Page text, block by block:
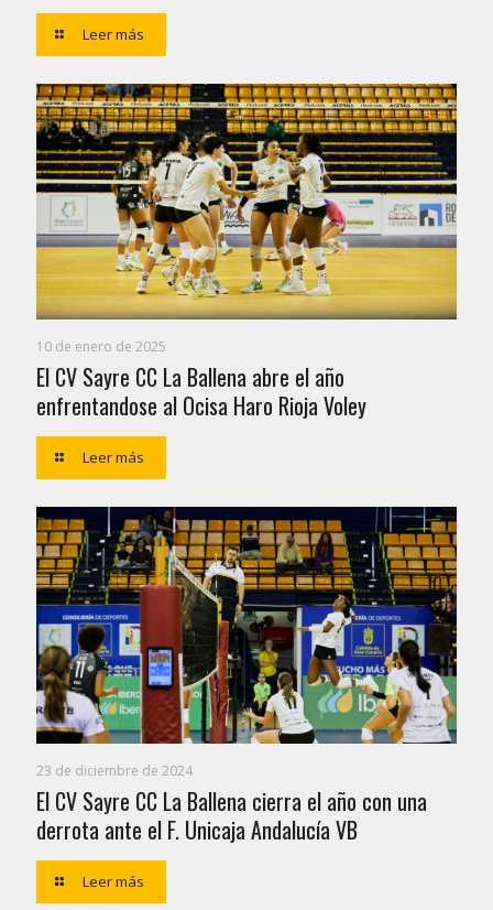
Leer más
10 de enero de 2025
El CV Sayre CC La Ballena abre el año
enfrentandose al Ocisa Haro Rioja Voley
Leer más
23 de diciembre de 2024
El CV Sayre CC La Ballena cierra el año con una
derrota ante el F. Unicaja Andalucía VB
Leer más